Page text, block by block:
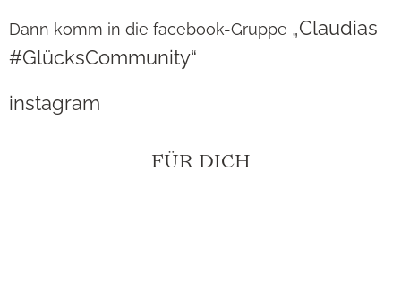
Dann komm in die facebook-Gruppe „Claudias
#GlücksCommunity“
instagram
FÜR DICH